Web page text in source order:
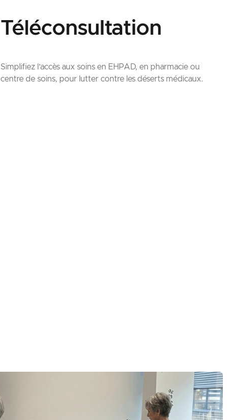
Téléconsultation
Simplifiez l’accès aux soins en EHPAD, en pharmacie ou
centre de soins, pour lutter contre les déserts médicaux.